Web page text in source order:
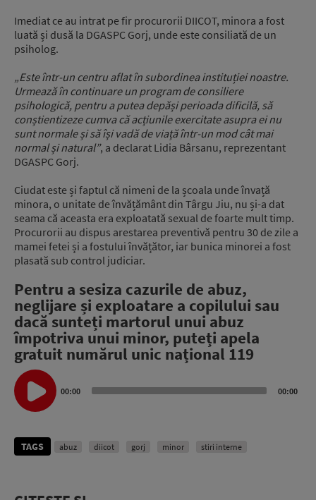
Imediat ce au intrat pe fir procurorii DIICOT, minora a fost
luată și dusă la DGASPC Gorj, unde este consiliată de un
psiholog.
„Este într-un centru aflat în subordinea instituției noastre.
Urmează în continuare un program de consiliere
psihologică, pentru a putea depăși perioada dificilă, să
conștientizeze cumva că acțiunile exercitate asupra ei nu
sunt normale și să își vadă de viață într-un mod cât mai
normal și natural”, a declarat Lidia Bârsanu, reprezentant
DGASPC Gorj.
Ciudat este și faptul că nimeni de la școala unde învață
minora, o unitate de învățământ din Târgu Jiu, nu și-a dat
seama că aceasta era exploatată sexual de foarte mult timp.
Procurorii au dispus arestarea preventivă pentru 30 de zile a
mamei fetei și a fostului învățător, iar bunica minorei a fost
plasată sub control judiciar.
Pentru a sesiza cazurile de abuz,
neglijare și exploatare a copilului sau
dacă sunteți martorul unui abuz
împotriva unui minor, puteți apela
gratuit numărul unic național 119
Audio
Player
00:00 00:00
TAGS abuz diicot gorj minor stiri interne